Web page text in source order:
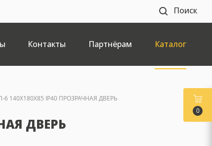
Поиск
Контакты Партнёрам Каталог
6 140X180X85 IP40 ПРОЗРАЧНАЯ ДВЕРЬ
ДВЕРЬ
0